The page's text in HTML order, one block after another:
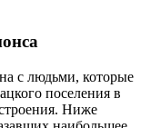
с людьми, которые
поселения в
Ниже